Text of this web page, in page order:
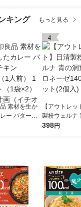
キング もっと見る
素材を生か
ー バターチ
（1人前） 1
4
【アウトレッ
製粉ウェルナ
窟 ボロネー
398円